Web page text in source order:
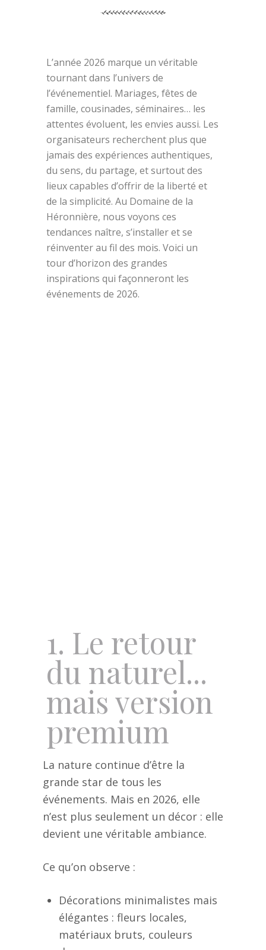
L’année 2026 marque un véritable
tournant dans l’univers de
l’événementiel. Mariages, fêtes de
famille, cousinades, séminaires… les
attentes évoluent, les envies aussi. Les
organisateurs recherchent plus que
jamais des expériences authentiques,
du sens, du partage, et surtout des
lieux capables d’offrir de la liberté et
de la simplicité. Au Domaine de la
Héronnière, nous voyons ces
tendances naître, s’installer et se
réinventer au fil des mois. Voici un
tour d’horizon des grandes
inspirations qui façonneront les
événements de 2026.
1. Le retour
du naturel...
mais version
premium
La nature continue d’être la
grande star de tous les
événements. Mais en 2026, elle
n’est plus seulement un décor : elle
devient une véritable ambiance.
Ce qu’on observe :
Décorations minimalistes mais
élégantes : fleurs locales,
matériaux bruts, couleurs